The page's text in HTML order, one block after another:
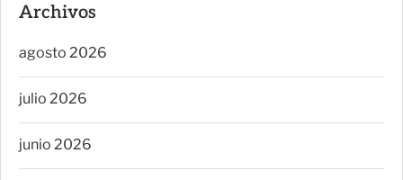
Archivos
agosto 2026
julio 2026
junio 2026